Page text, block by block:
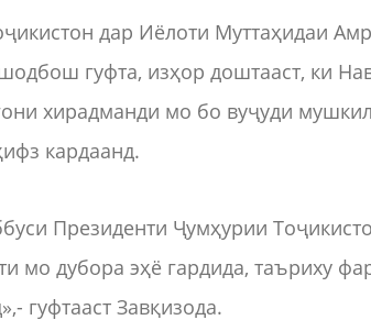
дар Иёлоти Муттаҳидаи
гуфта, изҳор доштааст, ки
хирадманди мо бо вуҷуди
кардаанд.
Президенти Ҷумҳурии
дубора эҳё гардида, таъриху
гуфтааст Завқизода.